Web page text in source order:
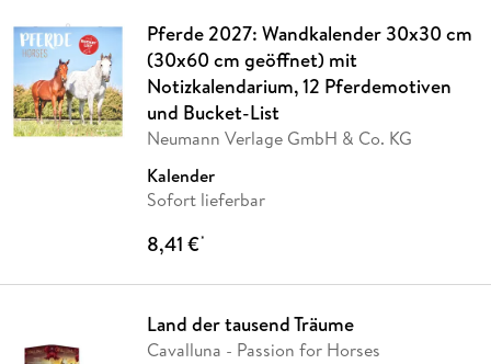
Pferde 2027: Wandkalender 30x30 cm
(30x60 cm geöffnet) mit
Notizkalendarium, 12 Pferdemotiven
und Bucket-List
Neumann Verlage GmbH & Co. KG
Kalender
Sofort lieferbar
8,41 €*
Land der tausend Träume
Cavalluna - Passion for Horses